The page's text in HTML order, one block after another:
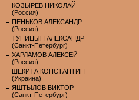
КОЗЫРЕВ НИКОЛАЙ
(Россия)
ПЕНЬКОВ АЛЕКСАНДР
(Россия)
ТУПИЦЫН АЛЕКСАНДР
(Санкт-Петербург)
ХАРЛАМОВ АЛЕКСЕЙ
(Россия)
ШЕКИТА КОНСТАНТИН
(Украина)
ЯШТЫЛОВ ВИКТОР
(Санкт-Петербург)